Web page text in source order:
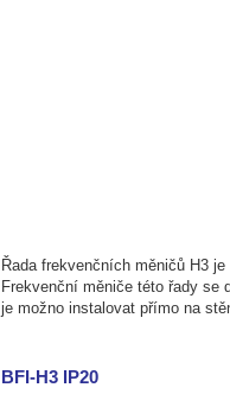
Řada frekvenčních měničů H3
Frekvenční měniče této řady
je možno instalovat přímo na
BFI-H3 IP20